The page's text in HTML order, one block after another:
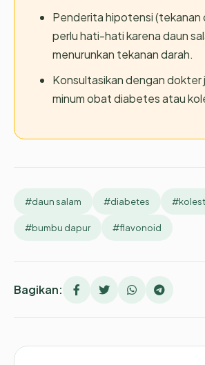
Penderita hipotensi (tekanan
perlu hati-hati karena daun
menurunkan tekanan darah.
Konsultasikan dengan dokter
minum obat diabetes atau
#daun salam #diabetes
#bumbu dapur #flavonoid
Bagikan: